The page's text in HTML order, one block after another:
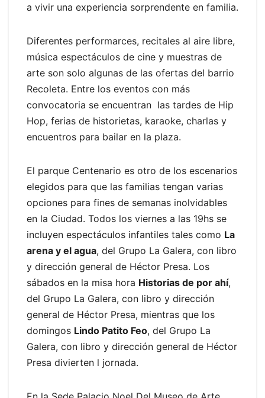
a vivir una experiencia sorprendente en familia.
Diferentes performarces, recitales al aire libre,
música espectáculos de cine y muestras de
arte son solo algunas de las ofertas del barrio
Recoleta. Entre los eventos con más
convocatoria se encuentran las tardes de Hip
Hop, ferias de historietas, karaoke, charlas y
encuentros para bailar en la plaza.
El parque Centenario es otro de los escenarios
elegidos para que las familias tengan varias
opciones para fines de semanas inolvidables
en la Ciudad. Todos los viernes a las 19hs se
incluyen espectáculos infantiles tales como La
arena y el agua, del Grupo La Galera, con libro
y dirección general de Héctor Presa. Los
sábados en la misa hora Historias de por ahí,
del Grupo La Galera, con libro y dirección
general de Héctor Presa, mientras que los
domingos Lindo Patito Feo, del Grupo La
Galera, con libro y dirección general de Héctor
Presa divierten l jornada.